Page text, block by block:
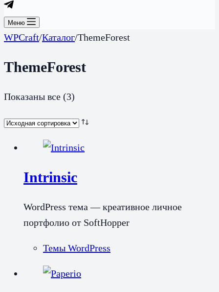
Меню
WPCraft/Каталог/ThemeForest
ThemeForest
Показаны все (3)
Intrinsic
WordPress тема — креативное личное
портфолио от SoftHopper
Темы WordPress